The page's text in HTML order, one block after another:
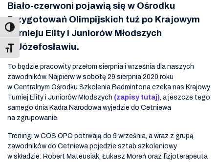
Toggle Font size
Biało-czerwoni pojawią się w Ośrodku
Przygotowań Olimpijskich tuż po Krajowym
Turnieju Elity i Juniorów Młodszych
w Józefosławiu.
To będzie pracowity przełom sierpnia i września dla naszych
zawodników. Najpierw w sobotę 29 sierpnia 2020 roku
w Centralnym Ośrodku Szkolenia Badmintona czeka nas Krajowy
Turniej Elity i Juniorów Młodszych (zapisy tutaj), a jeszcze tego
samego dnia Kadra Narodowa wyjedzie do Cetniewa
na zgrupowanie.
Treningi w COS OPO potrwają do 9 września, a wraz z grupą
zawodników do Cetniewa pojedzie sztab szkoleniowy
w składzie: Robert Mateusiak, Łukasz Moreń oraz fizjoterapeuta